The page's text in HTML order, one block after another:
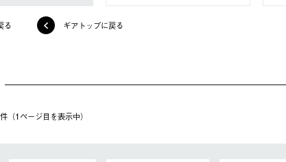
る ギアトップに戻る
（1ページ⽬を表⽰中）